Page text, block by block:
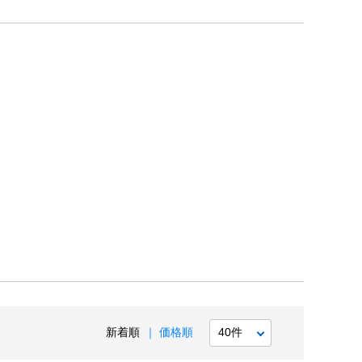
新着順 価格順